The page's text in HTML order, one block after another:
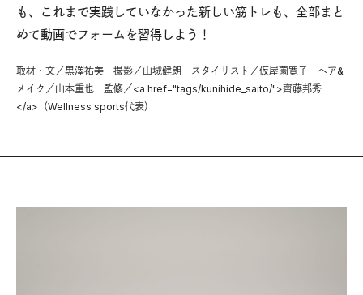
も、これまで実践していなかった新しい筋トレも、全部まと
めて動画でフォームを習得しよう！
取材・文／黒澤祐美 撮影／山城健朗 スタイリスト／仮屋薗寛子 ヘア&
メイク／山本重也 監修／<a href="tags/kunihide_saito/">齊藤邦秀
</a>（Wellness sports代表）